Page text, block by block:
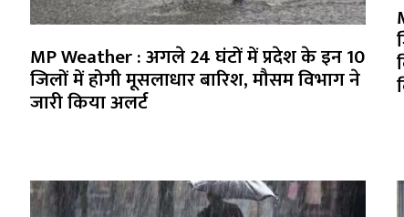
MP Weather : अगले 24 घंटों में प्रदेश के इन 10
जिलों में होगी मूसलाधार बारिश, मौसम विभाग ने
जारी किया अलर्ट